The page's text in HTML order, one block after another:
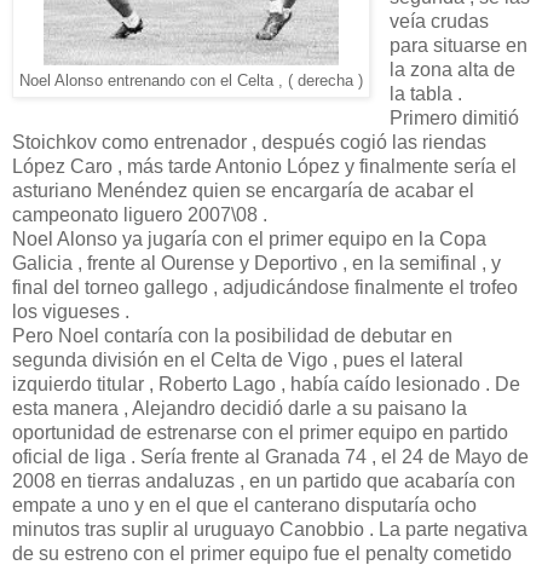
Noel Alonso entrenando con el Celta , ( derecha )
veía crudas
para situarse en
la zona alta de
la tabla .
Primero dimitió
Stoichkov como entrenador , después cogió las riendas
López Caro , más tarde Antonio López y finalmente sería el
asturiano Menéndez quien se encargaría de acabar el
campeonato liguero 2007\08 .
Noel Alonso ya jugaría con el primer equipo en la Copa
Galicia , frente al Ourense y Deportivo , en la semifinal , y
final del torneo gallego , adjudicándose finalmente el trofeo
los vigueses .
Pero Noel contaría con la posibilidad de debutar en
segunda división en el Celta de Vigo , pues el lateral
izquierdo titular , Roberto Lago , había caído lesionado . De
esta manera , Alejandro decidió darle a su paisano la
oportunidad de estrenarse con el primer equipo en partido
oficial de liga . Sería frente al Granada 74 , el 24 de Mayo de
2008 en tierras andaluzas , en un partido que acabaría con
empate a uno y en el que el canterano disputaría ocho
minutos tras suplir al uruguayo Canobbio . La parte negativa
de su estreno con el primer equipo fue el penalty cometido